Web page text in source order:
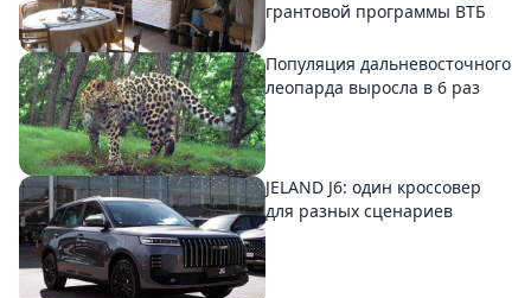
грантовой программы ВТБ
Популяция дальневосточного
леопарда выросла в 6 раз
JELAND J6: один кроссовер
для разных сценариев